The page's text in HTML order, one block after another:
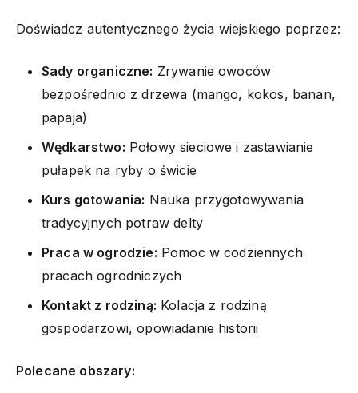
Doświadcz autentycznego życia wiejskiego poprzez:
Sady organiczne: Zrywanie owoców
bezpośrednio z drzewa (mango, kokos, banan,
papaja)
Wędkarstwo: Połowy sieciowe i zastawianie
pułapek na ryby o świcie
Kurs gotowania: Nauka przygotowywania
tradycyjnych potraw delty
Praca w ogrodzie: Pomoc w codziennych
pracach ogrodniczych
Kontakt z rodziną: Kolacja z rodziną
gospodarzowi, opowiadanie historii
Polecane obszary: